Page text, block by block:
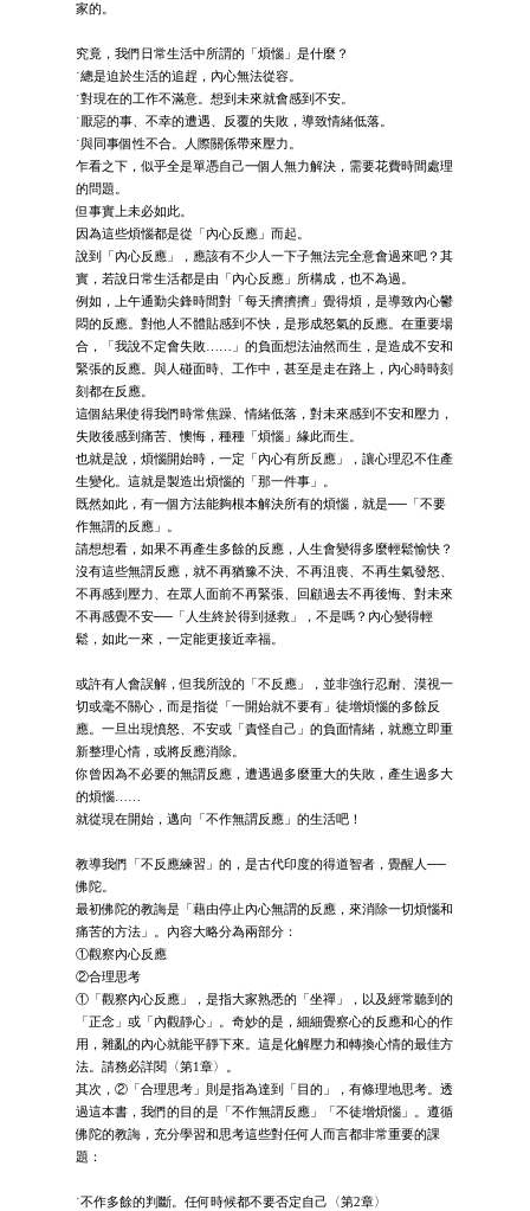
家的。
究竟，我們日常生活中所謂的「煩惱」是什麼？
˙總是迫於生活的追趕，內心無法從容。
˙對現在的工作不滿意。想到未來就會感到不安。
˙厭惡的事、不幸的遭遇、反覆的失敗，導致情緒低落。
˙與同事個性不合。人際關係帶來壓力。
乍看之下，似乎全是單憑自己一個人無力解決，需要花費時間處理
的問題。
但事實上未必如此。
因為這些煩惱都是從「內心反應」而起。
說到「內心反應」，應該有不少人一下子無法完全意會過來吧？其
實，若說日常生活都是由「內心反應」所構成，也不為過。
例如，上午通勤尖鋒時間對「每天擠擠擠」覺得煩，是導致內心鬱
悶的反應。對他人不體貼感到不快，是形成怒氣的反應。在重要場
合，「我說不定會失敗……」的負面想法油然而生，是造成不安和
緊張的反應。與人碰面時、工作中，甚至是走在路上，內心時時刻
刻都在反應。
這個結果使得我們時常焦躁、情緒低落，對未來感到不安和壓力，
失敗後感到痛苦、懊悔，種種「煩惱」緣此而生。
也就是說，煩惱開始時，一定「內心有所反應」，讓心理忍不住產
生變化。這就是製造出煩惱的「那一件事」。
既然如此，有一個方法能夠根本解決所有的煩惱，就是──「不要
作無謂的反應」。
請想想看，如果不再產生多餘的反應，人生會變得多麼輕鬆愉快？
沒有這些無謂反應，就不再猶豫不決、不再沮喪、不再生氣發怒、
不再感到壓力、在眾人面前不再緊張、回顧過去不再後悔、對未來
不再感覺不安──「人生終於得到拯救」，不是嗎？內心變得輕
鬆，如此一來，一定能更接近幸福。
或許有人會誤解，但我所說的「不反應」，並非強行忍耐、漠視一
切或毫不關心，而是指從「一開始就不要有」徒增煩惱的多餘反
應。一旦出現憤怒、不安或「責怪自己」的負面情緒，就應立即重
新整理心情，或將反應消除。
你曾因為不必要的無謂反應，遭遇過多麼重大的失敗，產生過多大
的煩惱……
就從現在開始，邁向「不作無謂反應」的生活吧！
教導我們「不反應練習」的，是古代印度的得道智者，覺醒人──
佛陀。
最初佛陀的教誨是「藉由停止內心無謂的反應，來消除一切煩惱和
痛苦的方法」。內容大略分為兩部分：
①觀察內心反應
②合理思考
①「觀察內心反應」，是指大家熟悉的「坐禪」，以及經常聽到的
「正念」或「內觀靜心」。奇妙的是，細細覺察心的反應和心的作
用，雜亂的內心就能平靜下來。這是化解壓力和轉換心情的最佳方
法。請務必詳閱〈第1章〉。
其次，②「合理思考」則是指為達到「目的」，有條理地思考。透
過這本書，我們的目的是「不作無謂反應」「不徒增煩惱」。遵循
佛陀的教誨，充分學習和思考這些對任何人而言都非常重要的課
題：
˙不作多餘的判斷。任何時候都不要否定自己〈第2章〉